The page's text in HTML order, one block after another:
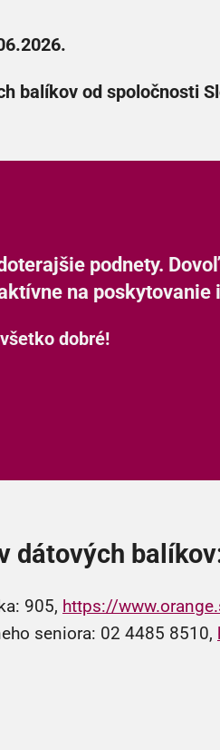
balíkov od spoločnosti
podnety.
na
dobré!
dátových
905, https://
seniora: 02 4485 8510,